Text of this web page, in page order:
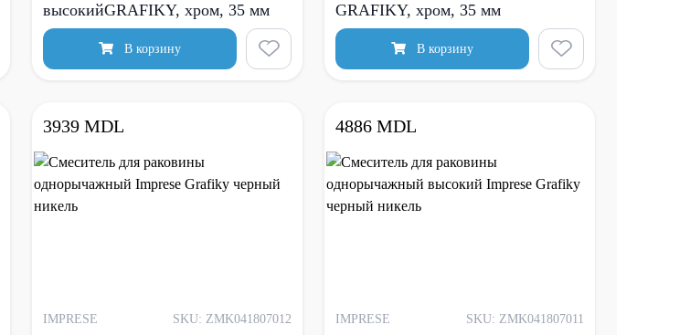
высокийGRAFIKY, хром, 35 мм
В корзину
GRAFIKY, хром, 35 мм
В корзину
3939 MDL
IMPRESE SKU: ZMK041807012
4886 MDL
IMPRESE SKU: ZMK041807011